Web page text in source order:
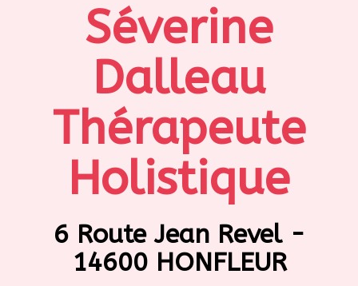
Séverine
Dalleau
Thérapeute
Holistique
6 Route Jean Revel -
14600 HONFLEUR